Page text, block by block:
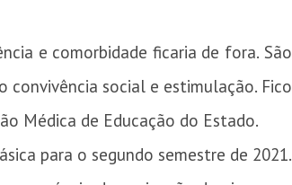
e comorbidade ficaria de fora. São
convivência social e estimulação. Fico
Médica de Educação do Estado.
para o segundo semestre de 2021.